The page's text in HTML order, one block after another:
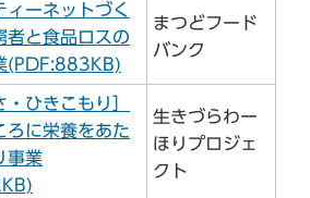
ィーネットづく
者と食品ロスの
(PDF:883KB)
まつどフード
バンク
・ひきこもり］
ろに栄養をあた
事業
生きづらわー
ほりプロジェ
クト